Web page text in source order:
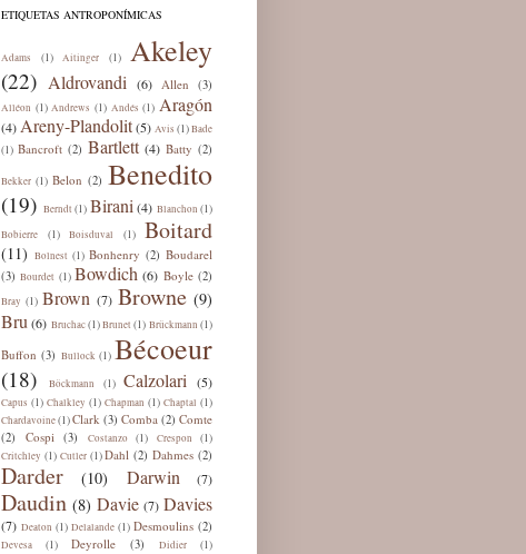
ETIQUETAS ANTROPONÍMICAS
Adams (1) Aitinger (1) Akeley
(22) Aldrovandi (6) Allen (3)
Alléon (1) Andrews (1) Andés (1) Aragón
(4)Areny-Plandolit(5) Avis (1)Bade
(1) Bancroft (2) Bartlett (4) Batty (2)
Bekker (1) Belon (2) Benedito
(19) Berndt (1) Birani (4) Blanchon (1)
Bobierre (1) Boisduval (1) Boitard
(11) Bolnest (1) Bonhenry (2) Boudarel
(3) Bourdet (1) Bowdich (6) Boyle (2)
Bray (1) Brown (7) Browne (9)
Bru (6) Bruchac (1)Brunet (1) Brückmann (1)
Buffon (3) Bullock (1) Bécoeur
(18) Böckmann (1) Calzolari (5)
Capus (1) Chalkley (1) Chapman (1) Chaptal (1)
Chardavoine(1)Clark (3) Comba (2) Comte
(2) Cospi (3) Costanzo (1) Crespon (1)
Critchley (1) Cutler (1) Dahl (2) Dahmes (2)
Darder (10) Darwin (7)
Daudin (8) Davie (7) Davies
(7) Deaton (1) Delalande (1) Desmoulins (2)
Devesa (1) Deyrolle (3) Didier (1)